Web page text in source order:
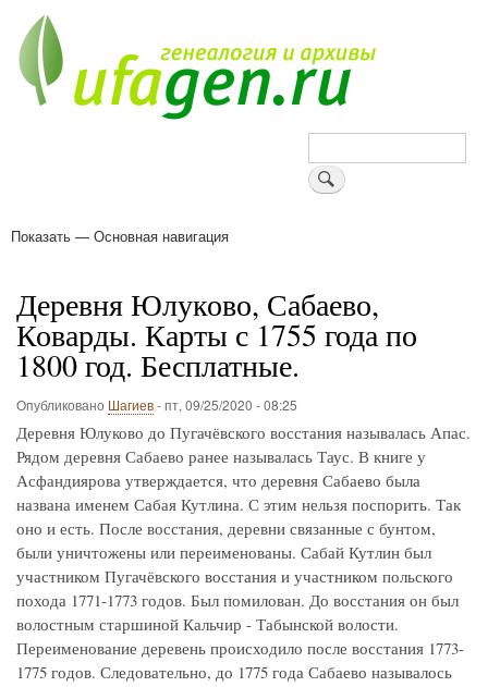
основному
содержанию
Поиск
Основная
Показать — Основная навигация
Деревня Юлуково, Сабаево,
Коварды. Карты с 1755 года по
1800 год. Бесплатные.
Опубликовано Шагиев-пт, 09/25/2020 - 08:25
Деревня Юлуково до Пугачёвского восстания называлась Апас.
Рядом деревня Сабаево ранее называлась Таус. В книге у
Асфандиярова утверждается, что деревня Сабаево была
названа именем Сабая Кутлина. С этим нельзя поспорить. Так
оно и есть. После восстания, деревни связанные с бунтом,
были уничтожены или переименованы. Сабай Кутлин был
участником Пугачёвского восстания и участником польского
похода 1771-1773 годов. Был помилован. До восстания он был
волостным старшиной Кальчир - Табынской волости.
Переименование деревень происходило после восстания 1773-
1775 годов. Следовательно, до 1775 года Сабаево называлось